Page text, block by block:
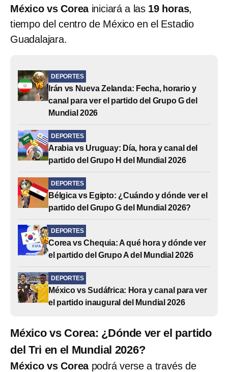
México vs Coreainiciará a las 19 horas,
tiempo del centro de México en el Estadio
Guadalajara.
DEPORTES
Irán vs Nueva Zelanda: Fecha, horario y
canal para ver el partido del Grupo G del
Mundial 2026
DEPORTES
Arabia vs Uruguay: Día, hora y canal del
partido del Grupo H del Mundial 2026
DEPORTES
Bélgica vs Egipto: ¿Cuándo y dónde ver el
partido del Grupo G del Mundial 2026?
DEPORTES
Corea vs Chequia: A qué hora y dónde ver
el partido del Grupo A del Mundial 2026
DEPORTES
México vs Sudáfrica: Hora y canal para ver
el partido inaugural del Mundial 2026
México vs Corea: ¿Dónde ver el partido
del Tri en el Mundial 2026?
México vs Coreapodrá verse a través de